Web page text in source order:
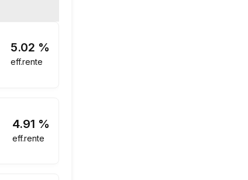
241 849 kr
5.02 %
eff.rente
4.91 %
eff.rente